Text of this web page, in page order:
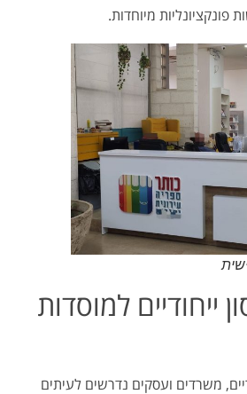
מיוחדות.
ייחודיים למוסדות
משרדים ועסקים נדרשים לעיתים